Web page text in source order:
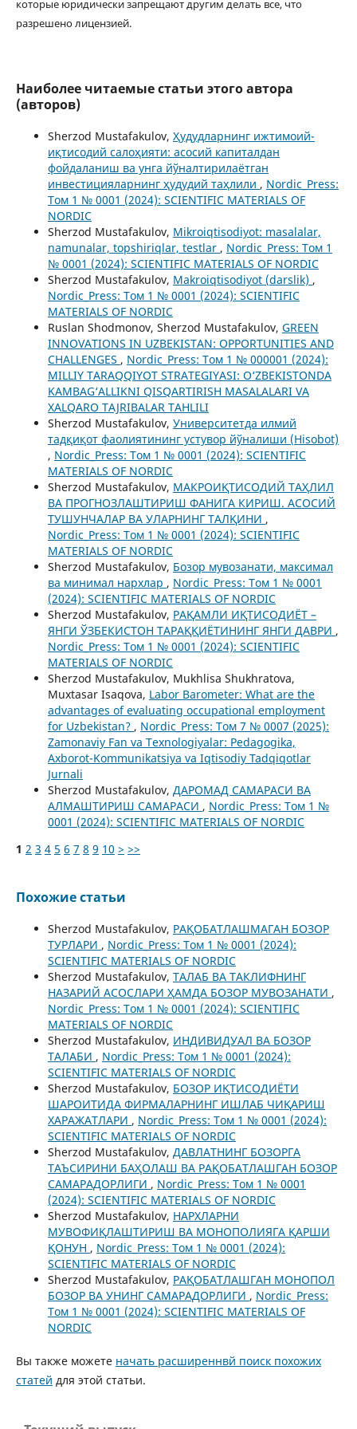
которые юридически запрещают другим делать все, что
разрешено лицензией.
Наиболее читаемые статьи этого автора
(авторов)
Sherzod Mustafakulov, Ҳудудларнинг ижтимоий-
иқтисодий салоҳияти: асосий капиталдан
фойдаланиш ва унга йўналтирилаётган
инвестицияларнинг ҳудудий таҳлили , Nordic_Press:
Том 1 № 0001 (2024): SCIENTIFIC MATERIALS OF
NORDIC
Sherzod Mustafakulov, Mikroiqtisodiyot: masalalar,
namunalar, topshiriqlar, testlar , Nordic_Press: Том 1
№ 0001 (2024): SCIENTIFIC MATERIALS OF NORDIC
Sherzod Mustafakulov, Makroiqtisodiyot (darslik) ,
Nordic_Press: Том 1 № 0001 (2024): SCIENTIFIC
MATERIALS OF NORDIC
Ruslan Shodmonov, Sherzod Mustafakulov, GREEN
INNOVATIONS IN UZBEKISTAN: OPPORTUNITIES AND
CHALLENGES , Nordic_Press: Том 1 № 000001 (2024):
MILLIY TARAQQIYOT STRATEGIYASI: O‘ZBEKISTONDA
KAMBAG‘ALLIKNI QISQARTIRISH MASALALARI VA
XALQARO TAJRIBALAR TAHLILI
Sherzod Mustafakulov, Университетда илмий
тадқиқот фаолиятининг устувор йўналиши (Hisobot)
, Nordic_Press: Том 1 № 0001 (2024): SCIENTIFIC
MATERIALS OF NORDIC
Sherzod Mustafakulov, МАКРОИҚТИСОДИЙ ТАҲЛИЛ
ВА ПРОГНОЗЛАШТИРИШ ФАНИГА КИРИШ. АСОСИЙ
ТУШУНЧАЛАР ВА УЛАРНИНГ ТАЛҚИНИ ,
Nordic_Press: Том 1 № 0001 (2024): SCIENTIFIC
MATERIALS OF NORDIC
Sherzod Mustafakulov, Бозор мувозанати, максимал
ва минимал нархлар , Nordic_Press: Том 1 № 0001
(2024): SCIENTIFIC MATERIALS OF NORDIC
Sherzod Mustafakulov, РАҚАМЛИ ИҚТИСОДИЁТ –
ЯНГИ ЎЗБЕКИСТОН ТАРАҚҚИЁТИНИНГ ЯНГИ ДАВРИ ,
Nordic_Press: Том 1 № 0001 (2024): SCIENTIFIC
MATERIALS OF NORDIC
Sherzod Mustafakulov, Mukhlisa Shukhratova,
Muxtasar Isaqova, Labor Barometer: What are the
advantages of evaluating occupational employment
for Uzbekistan? , Nordic_Press: Том 7 № 0007 (2025):
Zamonaviy Fan va Texnologiyalar: Pedagogika,
Axborot-Kommunikatsiya va Iqtisodiy Tadqiqotlar
Jurnali
Sherzod Mustafakulov, ДАРОМАД САМАРАСИ ВА
АЛМАШТИРИШ САМАРАСИ , Nordic_Press: Том 1 №
0001 (2024): SCIENTIFIC MATERIALS OF NORDIC
1 2 3 4 5 6 7 8 9 10 > >>
Похожие статьи
Sherzod Mustafakulov, РАҚOБАТЛАШМАГАН БOЗOР
ТУРЛАРИ , Nordic_Press: Том 1 № 0001 (2024):
SCIENTIFIC MATERIALS OF NORDIC
Sherzod Mustafakulov, ТАЛАБ ВА ТАКЛИФНИНГ
НАЗАРИЙ АСOСЛАРИ ҲАМДА БOЗOР МУВOЗАНАТИ ,
Nordic_Press: Том 1 № 0001 (2024): SCIENTIFIC
MATERIALS OF NORDIC
Sherzod Mustafakulov, ИНДИВИДУАЛ ВА БOЗOР
ТАЛАБИ , Nordic_Press: Том 1 № 0001 (2024):
SCIENTIFIC MATERIALS OF NORDIC
Sherzod Mustafakulov, БOЗOР ИҚТИСOДИЁТИ
ШАРOИТИДА ФИРМАЛАРНИНГ ИШЛАБ ЧИҚАРИШ
ХАРАЖАТЛАРИ , Nordic_Press: Том 1 № 0001 (2024):
SCIENTIFIC MATERIALS OF NORDIC
Sherzod Mustafakulov, ДАВЛАТНИНГ БOЗOРГА
ТАЪСИРИНИ БАҲOЛАШ ВА РАҚOБАТЛАШГАН БOЗOР
САМАРАДOРЛИГИ , Nordic_Press: Том 1 № 0001
(2024): SCIENTIFIC MATERIALS OF NORDIC
Sherzod Mustafakulov, НАРХЛАРНИ
МУВOФИҚЛАШТИРИШ ВА МOНOПOЛИЯГА ҚАРШИ
ҚOНУН , Nordic_Press: Том 1 № 0001 (2024):
SCIENTIFIC MATERIALS OF NORDIC
Sherzod Mustafakulov, РАҚOБАТЛАШГАН МOНOПOЛ
БOЗOР ВА УНИНГ САМАРАДOРЛИГИ , Nordic_Press:
Том 1 № 0001 (2024): SCIENTIFIC MATERIALS OF
NORDIC
Вы также можете начать расширеннвй поиск похожих
статей для этой статьи.